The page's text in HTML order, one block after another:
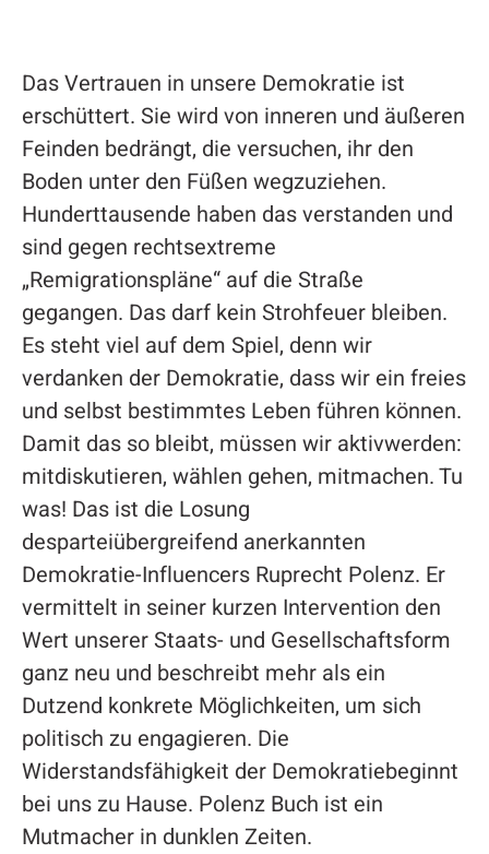
Das Vertrauen in unsere Demokratie ist
erschüttert. Sie wird von inneren und äußeren
Feinden bedrängt, die versuchen, ihr den
Boden unter den Füßen wegzuziehen.
Hunderttausende haben das verstanden und
sind gegen rechtsextreme
„Remigrationspläne“ auf die Straße
gegangen. Das darf kein Strohfeuer bleiben.
Es steht viel auf dem Spiel, denn wir
verdanken der Demokratie, dass wir ein freies
und selbst bestimmtes Leben führen können.
Damit das so bleibt, müssen wir aktivwerden:
mitdiskutieren, wählen gehen, mitmachen. Tu
was! Das ist die Losung
desparteiübergreifend anerkannten
Demokratie-Influencers Ruprecht Polenz. Er
vermittelt in seiner kurzen Intervention den
Wert unserer Staats- und Gesellschaftsform
ganz neu und beschreibt mehr als ein
Dutzend konkrete Möglichkeiten, um sich
politisch zu engagieren. Die
Widerstandsfähigkeit der Demokratiebeginnt
bei uns zu Hause. Polenz Buch ist ein
Mutmacher in dunklen Zeiten.